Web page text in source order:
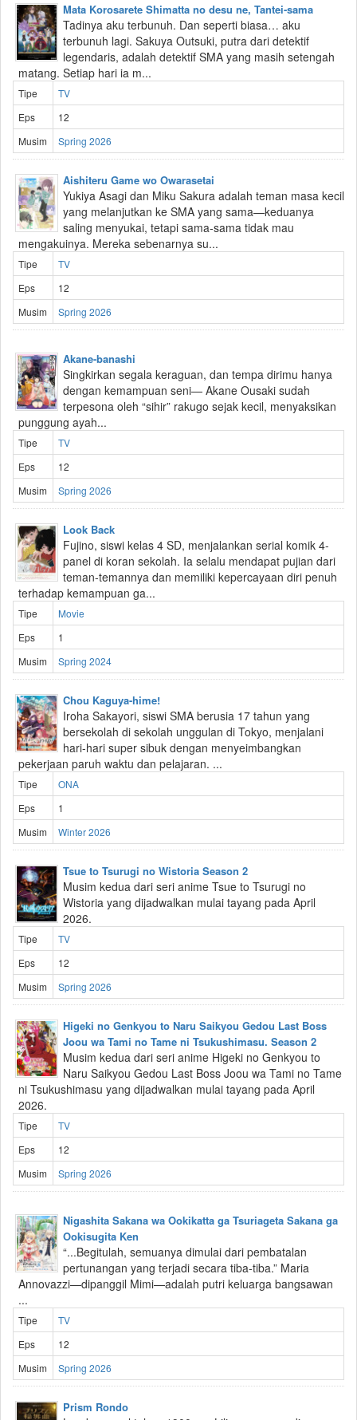
Mata Korosarete Shimatta no desu ne, Tantei-sama
Tadinya aku terbunuh. Dan seperti biasa… aku
terbunuh lagi. Sakuya Outsuki, putra dari detektif
legendaris, adalah detektif SMA yang masih setengah
matang. Setiap hari ia m...
Tipe
TV
Eps
12
Musim
Spring 2026
Aishiteru Game wo Owarasetai
Yukiya Asagi dan Miku Sakura adalah teman masa kecil
yang melanjutkan ke SMA yang sama—keduanya
saling menyukai, tetapi sama-sama tidak mau
mengakuinya. Mereka sebenarnya su...
Tipe
TV
Eps
12
Musim
Spring 2026
Akane-banashi
Singkirkan segala keraguan, dan tempa dirimu hanya
dengan kemampuan seni— Akane Ousaki sudah
terpesona oleh “sihir” rakugo sejak kecil, menyaksikan
punggung ayah...
Tipe
TV
Eps
12
Musim
Spring 2026
Look Back
Fujino, siswi kelas 4 SD, menjalankan serial komik 4-
panel di koran sekolah. Ia selalu mendapat pujian dari
teman-temannya dan memiliki kepercayaan diri penuh
terhadap kemampuan ga...
Tipe
Movie
Eps
1
Musim
Spring 2024
Chou Kaguya-hime!
Iroha Sakayori, siswi SMA berusia 17 tahun yang
bersekolah di sekolah unggulan di Tokyo, menjalani
hari-hari super sibuk dengan menyeimbangkan
pekerjaan paruh waktu dan pelajaran. ...
Tipe
ONA
Eps
1
Musim
Winter 2026
Tsue to Tsurugi no Wistoria Season 2
Musim kedua dari seri anime Tsue to Tsurugi no
Wistoria yang dijadwalkan mulai tayang pada April
2026.
Tipe
TV
Eps
12
Musim
Spring 2026
Higeki no Genkyou to Naru Saikyou Gedou Last Boss
Joou wa Tami no Tame ni Tsukushimasu. Season 2
Musim kedua dari seri anime Higeki no Genkyou to
Naru Saikyou Gedou Last Boss Joou wa Tami no Tame
ni Tsukushimasu yang dijadwalkan mulai tayang pada April
2026.
Tipe
TV
Eps
12
Musim
Spring 2026
Nigashita Sakana wa Ookikatta ga Tsuriageta Sakana ga
Ookisugita Ken
“...Begitulah, semuanya dimulai dari pembatalan
pertunangan yang terjadi secara tiba-tiba.” Maria
Annovazzi—dipanggil Mimi—adalah putri keluarga bangsawan
...
Tipe
TV
Eps
12
Musim
Spring 2026
Prism Rondo